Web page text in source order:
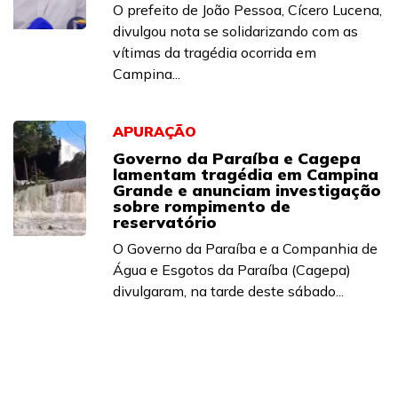
O prefeito de João Pessoa, Cícero Lucena,
divulgou nota se solidarizando com as
vítimas da tragédia ocorrida em
Campina...
APURAÇÃO
Governo da Paraíba e Cagepa
lamentam tragédia em Campina
Grande e anunciam investigação
sobre rompimento de
reservatório
O Governo da Paraíba e a Companhia de
Água e Esgotos da Paraíba (Cagepa)
divulgaram, na tarde deste sábado...